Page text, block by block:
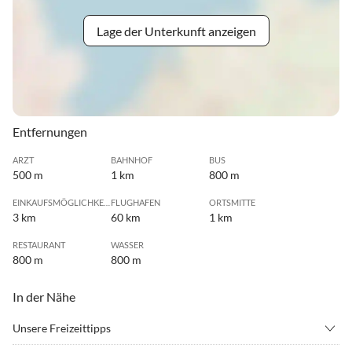
Lage der Unterkunft anzeigen
Entfernungen
ARZT
500 m
BAHNHOF
1 km
BUS
800 m
3 km
FLUGHAFEN
60 km
ORTSMITTE
1 km
RESTAURANT
800 m
WASSER
800 m
In der Nähe
Unsere Freizeittipps